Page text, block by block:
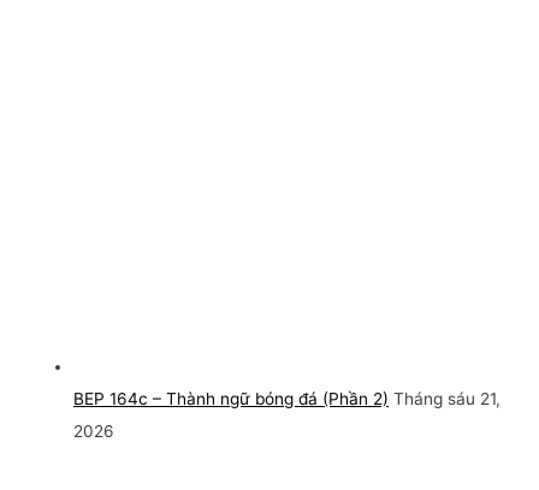
BEP 164c – Thành ngữ bóng đá (Phần 2) Tháng sáu 21,
2026